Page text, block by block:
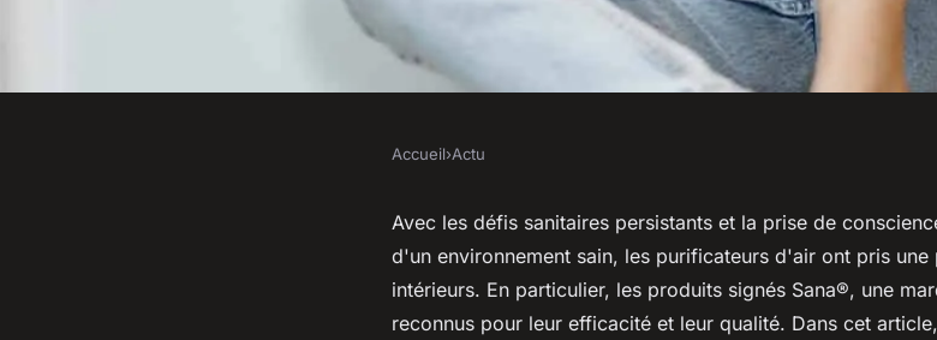
Désinfecteur et Purificateur d'air :
pour réduire les risques de
Accueil›Actu
Avec les défis sanitaires persistants et la prise de
d'un environnement sain, les purificateurs d'air ont pris
intérieurs. En particulier, les produits signés Sana®, une
reconnus pour leur efficacité et leur qualité. Dans cet